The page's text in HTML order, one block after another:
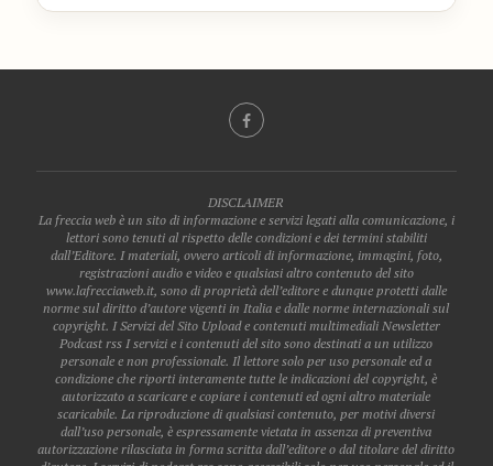
DISCLAIMER
La freccia web è un sito di informazione e servizi legati alla comunicazione, i
lettori sono tenuti al rispetto delle condizioni e dei termini stabiliti
dall’Editore. I materiali, ovvero articoli di informazione, immagini, foto,
registrazioni audio e video e qualsiasi altro contenuto del sito
www.lafrecciaweb.it, sono di proprietà dell’editore e dunque protetti dalle
norme sul diritto d’autore vigenti in Italia e dalle norme internazionali sul
copyright. I Servizi del Sito Upload e contenuti multimediali Newsletter
Podcast rss I servizi e i contenuti del sito sono destinati a un utilizzo
personale e non professionale. Il lettore solo per uso personale ed a
condizione che riporti interamente tutte le indicazioni del copyright, è
autorizzato a scaricare e copiare i contenuti ed ogni altro materiale
scaricabile. La riproduzione di qualsiasi contenuto, per motivi diversi
dall’uso personale, è espressamente vietata in assenza di preventiva
autorizzazione rilasciata in forma scritta dall’editore o dal titolare del diritto